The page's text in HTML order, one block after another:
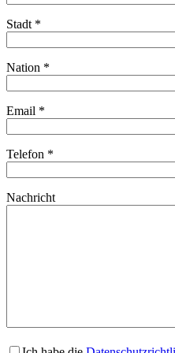
Stadt *
Nation *
Email *
Telefon *
Nachricht